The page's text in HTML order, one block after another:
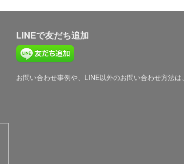
LINEで友だち追加
お問い合わせ事例や、LINE以外のお問い合わせ方法は、